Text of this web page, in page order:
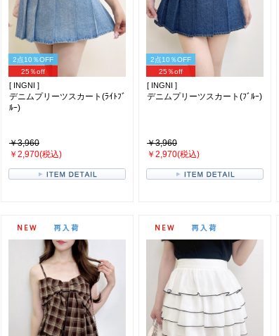
2点10％OFF
25％off
[ INGNI ]
デニムプリーツスカート(ﾗｲﾄﾌﾞ
ﾙｰ)
￥3,960
￥2,970(税込)
2点10％OFF
25％off
[ INGNI ]
デニムプリーツスカート(ﾌﾞﾙｰ)
￥3,960
￥2,970(税込)